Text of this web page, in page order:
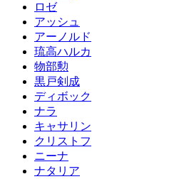
ロゼ
アッシュ
アーノルド
琉高ハルカ
物部勲
黒戸剣成
ディボック
ナラ
キャサリン
クリストフ
ニーナ
ナタリア